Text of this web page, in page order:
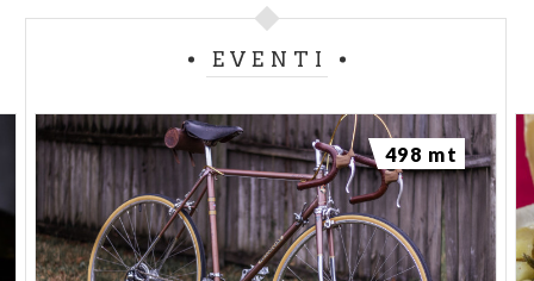
EVENTI
498 mt